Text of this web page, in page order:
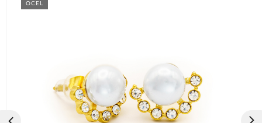
OCEL